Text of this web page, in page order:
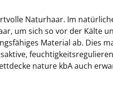
Naturhaar. Im
um sich so vor der Kälte
Material ab.
nature kbA auch